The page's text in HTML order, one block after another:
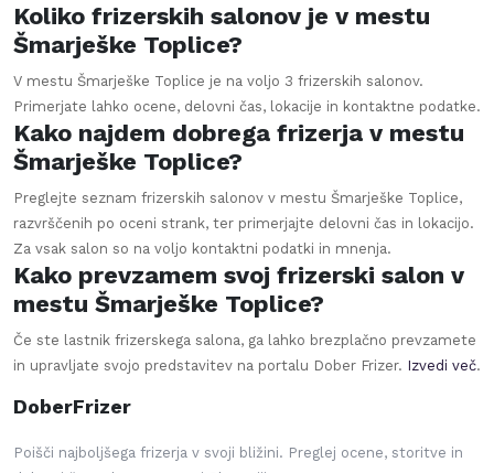
Koliko frizerskih salonov je v mestu
Šmarješke Toplice?
V mestu Šmarješke Toplice je na voljo 3 frizerskih salonov.
Primerjate lahko ocene, delovni čas, lokacije in kontaktne podatke.
Kako najdem dobrega frizerja v mestu
Šmarješke Toplice?
Preglejte seznam frizerskih salonov v mestu Šmarješke Toplice,
razvrščenih po oceni strank, ter primerjajte delovni čas in lokacijo.
Za vsak salon so na voljo kontaktni podatki in mnenja.
Kako prevzamem svoj frizerski salon v
mestu Šmarješke Toplice?
Če ste lastnik frizerskega salona, ga lahko brezplačno prevzamete
in upravljate svojo predstavitev na portalu Dober Frizer. Izvedi več.
DoberFrizer
Poišči najboljšega frizerja v svoji bližini. Preglej ocene, storitve in